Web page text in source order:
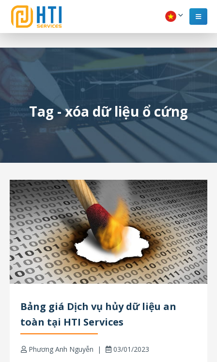
Tag - xóa dữ liệu ổ cứng
Bảng giá Dịch vụ hủy dữ liệu an
toàn tại HTI Services
Phương Anh Nguyễn 03/01/2023